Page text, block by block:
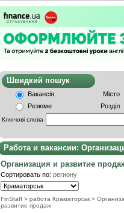
Швидкий
Вакансія
Місто
Резюме
Розділ
Ключові слова
Работа и вакансии:
Организация и развитие
Сортировать по: региону
FinStaff > работа Краматорськ >
развитие продаж